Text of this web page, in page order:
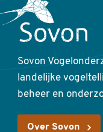
Sovon
landelijke
beheer en
Over Sovon